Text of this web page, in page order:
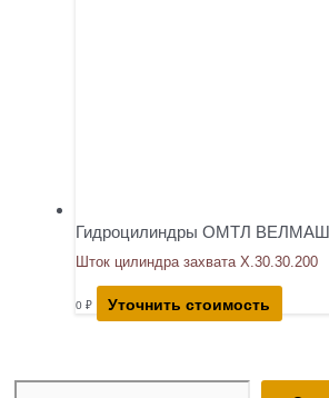
Гидроцилиндры ОМТЛ ВЕЛМАШ
Шток цилиндра захвата Х.30.30.200
0 ₽ Уточнить стоимость